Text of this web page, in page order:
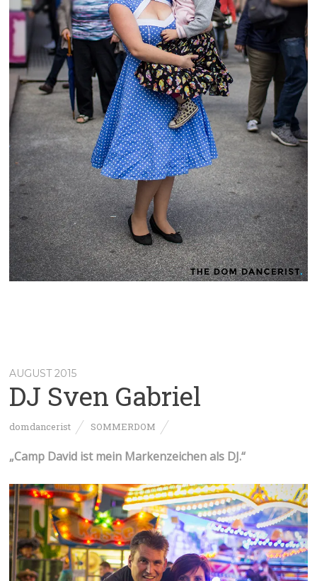
AUGUST 2015
DJ Sven Gabriel
domdancerist SOMMERDOM
„Camp David ist mein Markenzeichen als DJ.“